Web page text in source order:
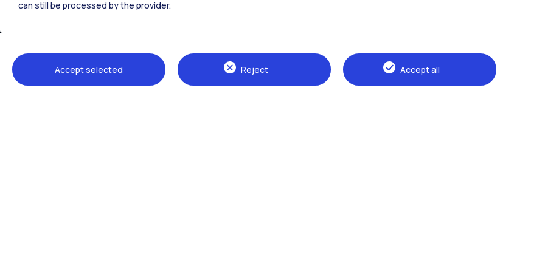
Sedi Naviga il sito
can still be processed by the provider.
Reject
Accept selected Accept all